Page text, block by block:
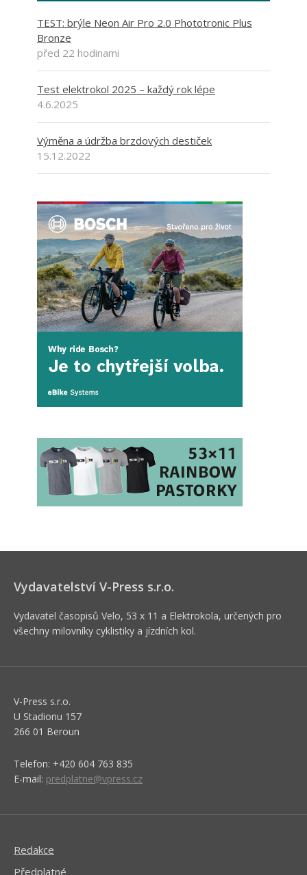
TEST: brýle Neon Air Pro 2.0 Phototronic Plus
Bronze
před 22 hodinami
Test elektrokol 2025 – každý rok lépe
4.6.2025
Výměna a údržba brzdových destiček
15.12.2022
Vydavatelství V-Press s.r.o.
Vydavatel časopisů Velo, 53 x 11 a Elektrokola, určených pro
všechny milovníky cyklistiky a jízdních kol.
V-Press s.r.o.
U Stadionu 157
266 01 Beroun
Telefon: +420 604 763 835
E-mail: predplatne@vpress.cz
Redakce
Předplatné